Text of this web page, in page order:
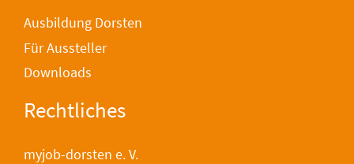
Ausbildung Dorsten
Für Aussteller
Downloads
Rechtliches
myjob-dorsten e. V.